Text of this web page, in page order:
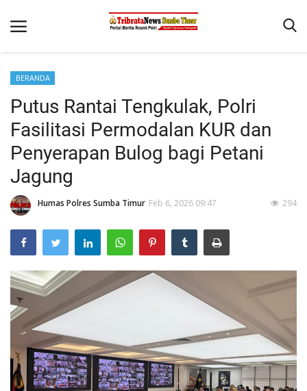
Beranda
Terms & Conditions
Reskrim
Binkam
Giat Ops
Mitra Polisi
Lantas
Jurnal Kamtibmas
BERANDA
Putus Rantai Tengkulak, Polri
Fasilitasi Permodalan KUR dan
Penyerapan Bulog bagi Petani
Jagung
Humas Polres Sumba Timur Feb 6, 2026 09:47 294